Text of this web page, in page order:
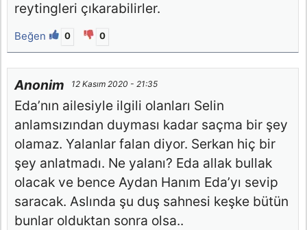
reytingleri çıkarabilirler.
Beğen 0 0
Anonim 12 Kasım 2020 - 21:35
Eda’nın ailesiyle ilgili olanları Selin
anlamsızından duyması kadar saçma bir şey
olamaz. Yalanlar falan diyor. Serkan hiç bir
şey anlatmadı. Ne yalanı? Eda allak bullak
olacak ve bence Aydan Hanım Eda’yı sevip
saracak. Aslında şu duş sahnesi keşke bütün
bunlar olduktan sonra olsa..